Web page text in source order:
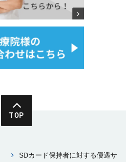
TOP
SDカード保持者に対する優遇サ